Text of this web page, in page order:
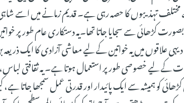
تہذیبوں کا حصہ رہی ہے۔ قدیم زمانے میں اسے شاہی
کڑھائی سے سجایا جاتا تھا۔یہ دستکاری عام طور پر
علاقوں میں یہ خواتین کے لیے معاشی آزادی کا ایک
کے لیے خصوصی طور پر استعمال ہوتا ہے۔ یہ ثقافتی
کو ہمیشہ سے ایک پائیدار اور قدرتی عمل سمجھا جاتا